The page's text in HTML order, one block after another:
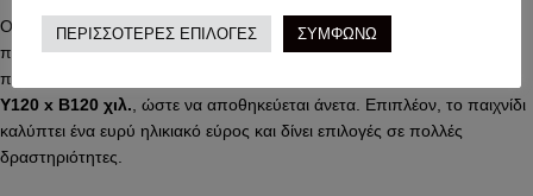
Οι κάρτες έχουν διάμετρο6,5 cmκαι κατασκευάζονται από ανθεκτικό,
πεπιεσμένο χαρτόνι. Έτσι, το υλικό αντέχει σε συχνή χρήση και
προσφέρει σταθερό κράτημα. Η συσκευασία έχει διαστάσεις
Υ120 x Β120 χιλ., ώστε να αποθηκεύεται άνετα. Επιπλέον, το παιχνίδι
καλύπτει ένα ευρύ ηλικιακό εύρος και δίνει επιλογές σε πολλές
δραστηριότητες.
ΠΕΡΙΣΣΟΤΕΡΕΣ ΕΠΙΛΟΓΕΣ ΣΥΜΦΩΝΩ